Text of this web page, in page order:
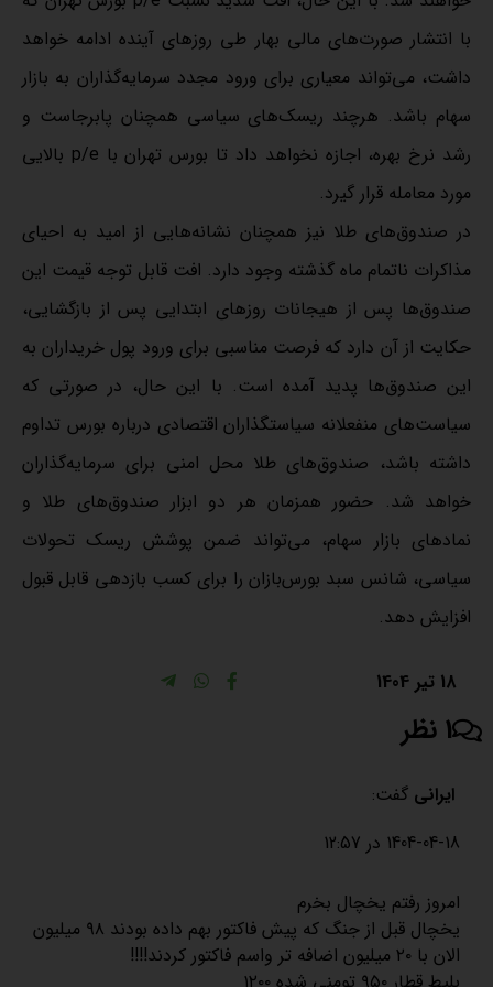
با انتشار صورت‌‌های مالی بهار طی روزهای آینده ادامه خواهد
داشت، می‌‌تواند معیاری برای ورود مجدد سرمایه‌‌گذاران به بازار
سهام باشد. هرچند ریسک‌‌های سیاسی همچنان پابرجاست و
رشد نرخ بهره، اجازه نخواهد داد تا بورس تهران با p/e بالایی
مورد معامله قرار گیرد.
در صندوق‌‌های طلا نیز همچنان نشانه‌‌هایی از امید به احیای
مذاکرات ناتمام ماه گذشته وجود دارد. افت قابل توجه قیمت این
صندوق‌‌ها پس از هیجانات روزهای ابتدایی پس از بازگشایی،
حکایت از آن دارد که فرصت مناسبی برای ورود پول خریداران به
این صندوق‌‌ها پدید آمده است. با این حال، در صورتی که
سیاست‌‌های منفعلانه سیاستگذاران اقتصادی درباره بورس تداوم
داشته باشد، صندوق‌‌های طلا محل امنی برای سرمایه‌‌گذاران
خواهد شد. حضور همزمان هر دو ابزار صندوق‌‌های طلا و
نمادهای بازار سهام، می‌‌تواند ضمن پوشش ریسک تحولات
سیاسی، شانس سبد بورس‌‌بازان را برای کسب بازدهی قابل قبول
افزایش دهد.
18 تیر 1404
1 نظر
ایرانی گفت:
1404-04-18 در 12:57
امروز رفتم یخچال بخرم
یخچال قبل از جنگ که پیش فاکتور بهم داده بودند ۹۸ میلیون
الان با ۲۰ میلیون اضافه تر واسم فاکتور کردند!!!!